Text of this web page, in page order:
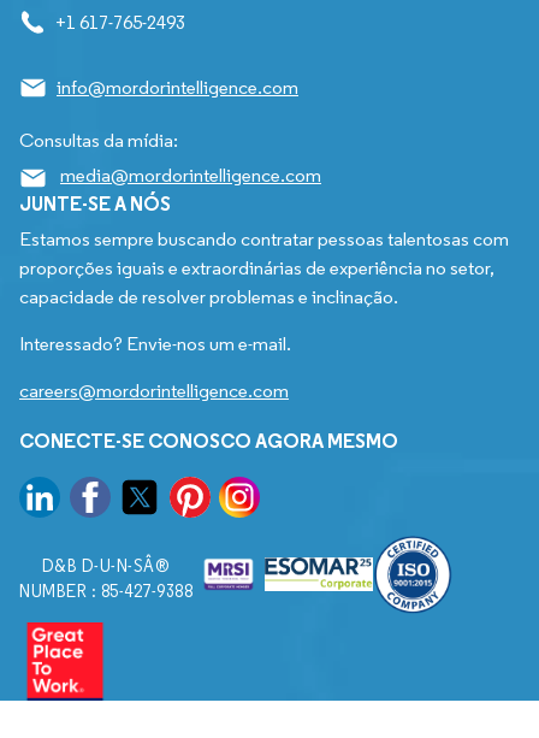
+1 617-765-2493
info@mordorintelligence.com
Consultas da mídia:
media@mordorintelligence.com
JUNTE-SE A NÓS
Estamos sempre buscando contratar pessoas talentosas com
proporções iguais e extraordinárias de experiência no setor,
capacidade de resolver problemas e inclinação.
Interessado? Envie-nos um e-mail.
careers@mordorintelligence.com
CONECTE-SE CONOSCO AGORA MESMO
D&B D-U-N-SÂ®
NUMBER : 85-427-9388